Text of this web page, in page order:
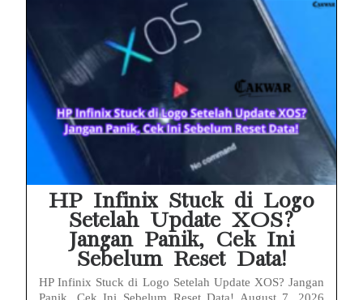
HP Infinix Stuck di Logo
Setelah Update XOS?
Jangan Panik, Cek Ini
Sebelum Reset Data!
HP Infinix Stuck di Logo Setelah Update XOS? Jangan
Panik, Cek Ini Sebelum Reset Data! August 7, 2026